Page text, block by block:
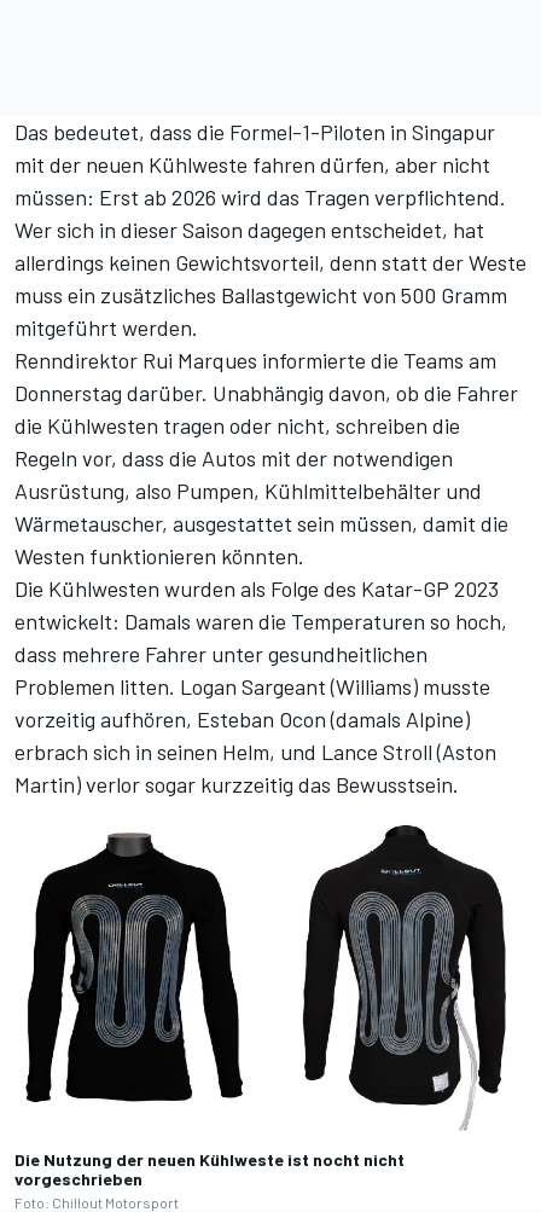
Das bedeutet, dass die Formel-1-Piloten in Singapur
mit der neuen Kühlweste fahren dürfen, aber nicht
müssen: Erst ab 2026 wird das Tragen verpflichtend.
Wer sich in dieser Saison dagegen entscheidet, hat
allerdings keinen Gewichtsvorteil, denn statt der Weste
muss ein zusätzliches Ballastgewicht von 500 Gramm
mitgeführt werden.
Renndirektor Rui Marques informierte die Teams am
Donnerstag darüber. Unabhängig davon, ob die Fahrer
die Kühlwesten tragen oder nicht, schreiben die
Regeln vor, dass die Autos mit der notwendigen
Ausrüstung, also Pumpen, Kühlmittelbehälter und
Wärmetauscher, ausgestattet sein müssen, damit die
Westen funktionieren könnten.
Die Kühlwesten wurden als Folge des Katar-GP 2023
entwickelt: Damals waren die Temperaturen so hoch,
dass mehrere Fahrer unter gesundheitlichen
Problemen litten. Logan Sargeant (Williams) musste
vorzeitig aufhören, Esteban Ocon (damals Alpine)
erbrach sich in seinen Helm, und Lance Stroll (Aston
Martin) verlor sogar kurzzeitig das Bewusstsein.
Die Nutzung der neuen Kühlweste ist nocht nicht
vorgeschrieben
Foto: Chillout Motorsport